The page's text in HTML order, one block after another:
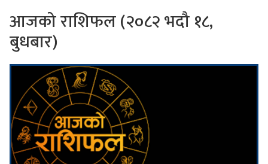
आजको राशिफल (२०८२ भदौ १८,
बुधबार)